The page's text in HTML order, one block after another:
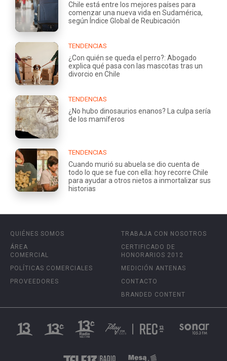
Chile está entre los mejores países para
comenzar una nueva vida en Sudamérica,
según Índice Global de Reubicación
TENDENCIAS
¿Con quién se queda el perro?: Abogado
explica qué pasa con las mascotas tras un
divorcio en Chile
TENDENCIAS
¿No hubo dinosaurios enanos? La culpa sería
de los mamíferos
TENDENCIAS
Cuando murió su abuela se dio cuenta de
todo lo que se fue con ella: hoy recorre Chile
para ayudar a otros nietos a inmortalizar sus
historias
QUIÉNES SOMOS
ÁREA
COMERCIAL
POLÍTICAS COMERCIALES
PROVEEDORES
TRABAJA CON NOSOTROS
CERTIFICADO DE
HONORARIOS 2012
MEDICIÓN ANTENAS
CONTACTO
BRANDED CONTENT